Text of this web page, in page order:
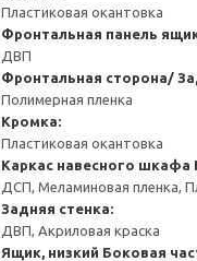
Пластиковая окантовка
Фронтальная панель
ДВП
Фронтальная сторона/
Полимерная пленка
Кромка:
Пластиковая окантовка
Каркас навесного шкафа
ДСП, Меламиновая пленка,
Задняя стенка:
ДВП, Акриловая краска
Ящик, низкий Боковая